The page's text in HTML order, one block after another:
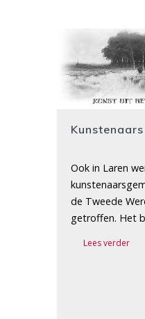
Ook in Laren
de Tweede
getroffen. Het
Lees verder